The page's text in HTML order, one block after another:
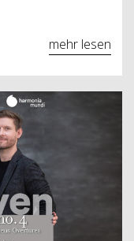
mehr lesen